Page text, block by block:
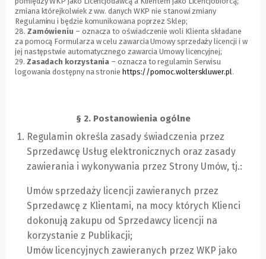
zmiana którejkolwiek z ww. danych WKP nie stanowi zmiany
Regulaminu i będzie komunikowana poprzez Sklep;
28. Zamówieniu – oznacza to oświadczenie woli Klienta składane
za pomocą Formularza w celu zawarcia Umowy sprzedaży licencji i w
jej następstwie automatycznego zawarcia Umowy licencyjnej;
29. Zasadach korzystania – oznacza to regulamin Serwisu
logowania dostępny na stronie https://pomoc.wolterskluwer.pl(Link
.
§ 2. Postanowienia ogólne
Regulamin określa zasady świadczenia przez
Sprzedawcę Usług elektronicznych oraz zasady
zawierania i wykonywania przez Strony Umów, tj.:
Umów sprzedaży licencji zawieranych przez
Sprzedawcę z Klientami, na mocy których Klienci
dokonują zakupu od Sprzedawcy licencji na
korzystanie z Publikacji;
Umów licencyjnych zawieranych przez WKP jako